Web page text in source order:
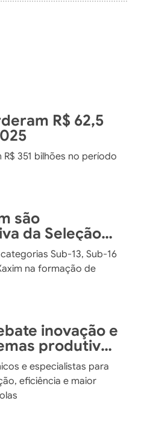
R$ 62,5
351 bilhões no período
são
da Seleção
Sub-13, Sub-16
na formação de
inovação e
produtivos
e especialistas para
eficiência e maior